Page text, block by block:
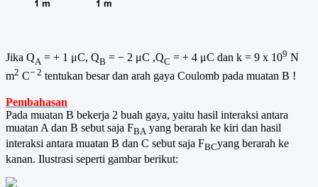
Jika QA = + 1 μC, QB = − 2 μC ,QC = + 4 μC dan k = 9 x 109 N
m2 C− 2 tentukan besar dan arah gaya Coulomb pada muatan B !
Pembahasan
Pada muatan B bekerja 2 buah gaya, yaitu hasil interaksi antara
muatan A dan B sebut saja FBA yang berarah ke kiri dan hasil
interaksi antara muatan B dan C sebut saja FBCyang berarah ke
kanan. Ilustrasi seperti gambar berikut: